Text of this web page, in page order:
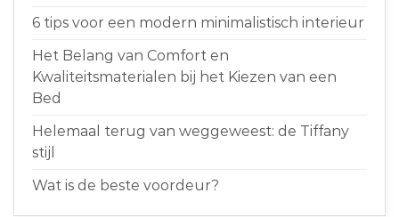
6 tips voor een modern minimalistisch interieur
Het Belang van Comfort en
Kwaliteitsmaterialen bij het Kiezen van een
Bed
Helemaal terug van weggeweest: de Tiffany
stijl
Wat is de beste voordeur?